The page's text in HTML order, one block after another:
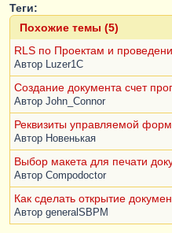
Количество,
|
Грузополучатель,
|
Плательщик,
АдресДоставки,
ДокОтгрузки,
|
Теги:
Похожие темы (5)
RLS по Проектам и
Автор Luzer1C
Создание документа счет
Автор John_Connor
Реквизиты управляемой
Автор Новенькая
Выбор макета для печати
Автор Compodoctor
Как сделать открытие
Автор generalSBPM